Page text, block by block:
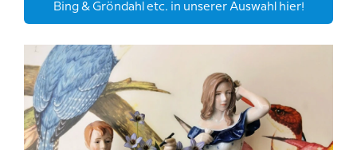
Bing & Gröndahl etc. in unserer Auswahl hier!